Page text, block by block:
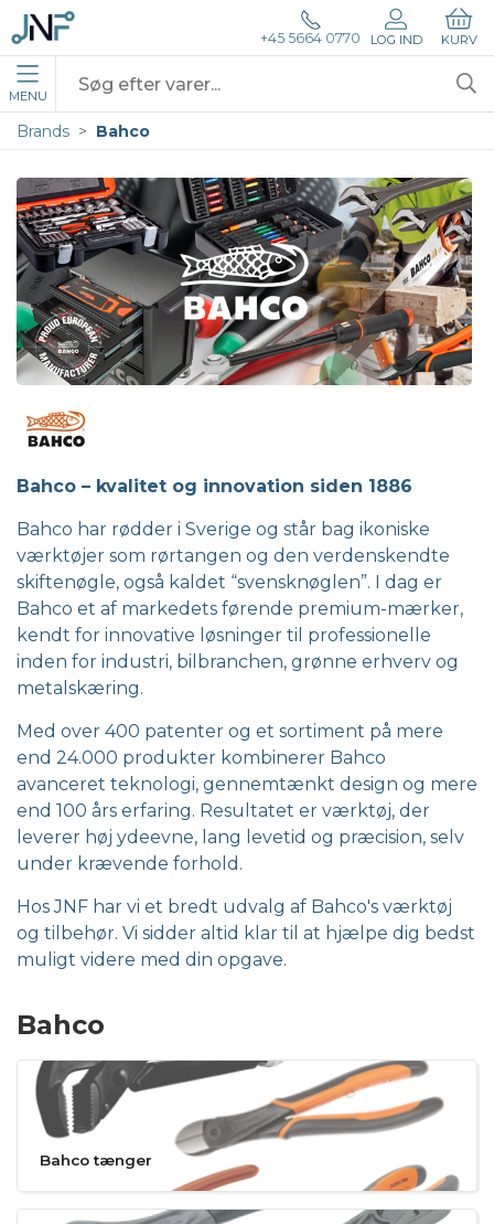
+45 5664 0770 LOG IND KURV
MENU
Brands Bahco
Bahco – kvalitet og innovation siden 1886
Bahco har rødder i Sverige og står bag ikoniske
værktøjer som rørtangen og den verdenskendte
skiftenøgle, også kaldet “svensknøglen”. I dag er
Bahco et af markedets førende premium-mærker,
kendt for innovative løsninger til professionelle
inden for industri, bilbranchen, grønne erhverv og
metalskæring.
Med over 400 patenter og et sortiment på mere
end 24.000 produkter kombinerer Bahco
avanceret teknologi, gennemtænkt design og mere
end 100 års erfaring. Resultatet er værktøj, der
leverer høj ydeevne, lang levetid og præcision, selv
under krævende forhold.
Hos JNF har vi et bredt udvalg af Bahco's værktøj
og tilbehør. Vi sidder altid klar til at hjælpe dig bedst
muligt videre med din opgave.
Bahco
Bahco tænger